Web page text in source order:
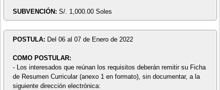
SUBVENCIÓN: S/. 1,000.00 Soles
POSTULA: Del 06 al 07 de Enero de 2022
COMO POSTULAR:
- Los interesados que reúnan los requisitos deberán remitir su Ficha
de Resumen Curricular (anexo 1 en formato), sin documentar, a la
siguiente dirección electrónica: